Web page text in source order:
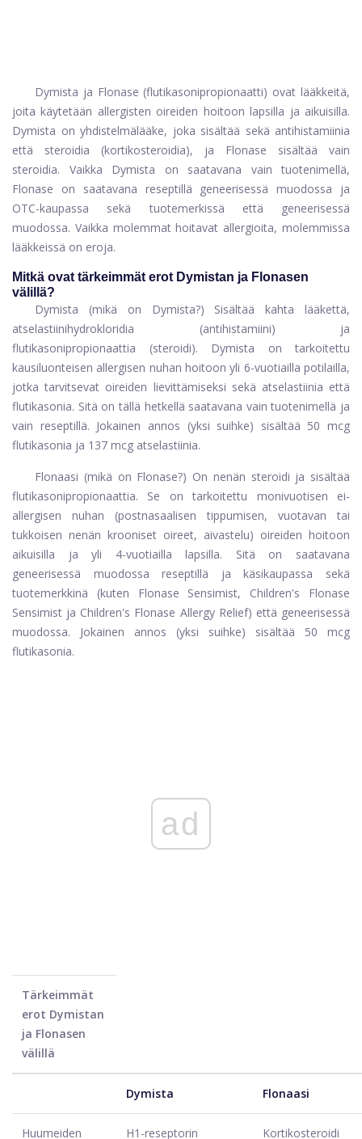
Dymista ja Flonase (flutikasonipropionaatti) ovat lääkkeitä,
joita käytetään allergisten oireiden hoitoon lapsilla ja aikuisilla.
Dymista on yhdistelmälääke, joka sisältää sekä antihistamiinia
että steroidia (kortikosteroidia), ja Flonase sisältää vain
steroidia. Vaikka Dymista on saatavana vain tuotenimellä,
Flonase on saatavana reseptillä geneerisessä muodossa ja
OTC-kaupassa sekä tuotemerkissä että geneerisessä
muodossa. Vaikka molemmat hoitavat allergioita, molemmissa
lääkkeissä on eroja.
Mitkä ovat tärkeimmät erot Dymistan ja Flonasen
välillä?
Dymista (mikä on Dymista?) Sisältää kahta lääkettä,
atselastiinihydrokloridia (antihistamiini) ja
flutikasonipropionaattia (steroidi). Dymista on tarkoitettu
kausiluonteisen allergisen nuhan hoitoon yli 6-vuotiailla potilailla,
jotka tarvitsevat oireiden lievittämiseksi sekä atselastiinia että
flutikasonia. Sitä on tällä hetkellä saatavana vain tuotenimellä ja
vain reseptillä. Jokainen annos (yksi suihke) sisältää 50 mcg
flutikasonia ja 137 mcg atselastiinia.
Flonaasi (mikä on Flonase?) On nenän steroidi ja sisältää
flutikasonipropionaattia. Se on tarkoitettu monivuotisen ei-
allergisen nuhan (postnasaalisen tippumisen, vuotavan tai
tukkoisen nenän krooniset oireet, aivastelu) oireiden hoitoon
aikuisilla ja yli 4-vuotiailla lapsilla. Sitä on saatavana
geneerisessä muodossa reseptillä ja käsikaupassa sekä
tuotemerkkinä (kuten Flonase Sensimist, Children's Flonase
Sensimist ja Children's Flonase Allergy Relief) että geneerisessä
muodossa. Jokainen annos (yksi suihke) sisältää 50 mcg
flutikasonia.
ad
Tärkeimmät
erot Dymistan
ja Flonasen
välillä
Dymista Flonaasi
Huumeiden H1-reseptorin Kortikosteroidi